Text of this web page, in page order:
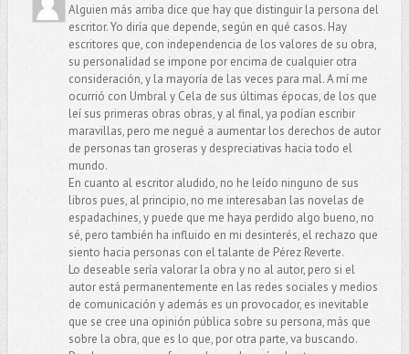
Alguien más arriba dice que hay que distinguir la persona del
escritor. Yo diría que depende, según en qué casos. Hay
escritores que, con independencia de los valores de su obra,
su personalidad se impone por encima de cualquier otra
consideración, y la mayoría de las veces para mal. A mí me
ocurrió con Umbral y Cela de sus últimas épocas, de los que
leí sus primeras obras obras, y al final, ya podían escribir
maravillas, pero me negué a aumentar los derechos de autor
de personas tan groseras y despreciativas hacia todo el
mundo.
En cuanto al escritor aludido, no he leído ninguno de sus
libros pues, al principio, no me interesaban las novelas de
espadachines, y puede que me haya perdido algo bueno, no
sé, pero también ha influido en mi desinterés, el rechazo que
siento hacia personas con el talante de Pérez Reverte.
Lo deseable sería valorar la obra y no al autor, pero si el
autor está permanentemente en las redes sociales y medios
de comunicación y además es un provocador, es inevitable
que se cree una opinión pública sobre su persona, más que
sobre la obra, que es lo que, por otra parte, va buscando.